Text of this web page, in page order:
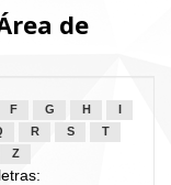
de
F G H
R S
T
Z